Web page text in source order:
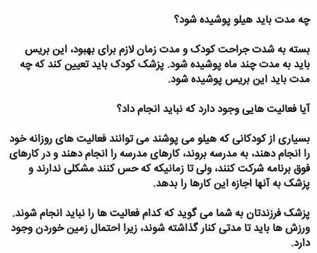
چه مدت باید هیلو پوشیده شود؟
بسته به شدت جراحت کودک و مدت زمان لازم برای بهبود، این بریس
باید به مدت چند ماه پوشیده شود. پزشک کودک باید تعیین کند که چه
مدت باید این بریس پوشیده شود.
آیا فعالیت هایی وجود دارد که نباید انجام داد؟
بسیاری از کودکانی که هیلو می پوشند می توانند فعالیت های روزانه خود
را انجام دهند، به مدرسه بروند، کارهای مدرسه را انجام دهند و در کارهای
فوق برنامه شرکت کنند، ولی تا زمانیکه که حس کنند مشکلی ندارند و
پزشک به آنها اجازه این کارها را بدهد.
پزشک فرزندتان به شما می گوید که کدام فعالیت ها را نباید انجام شوند.
ورزش ها باید تا مدتی کنار گذاشته شوند، زیرا احتمال زمین خوردن وجود
دارد.